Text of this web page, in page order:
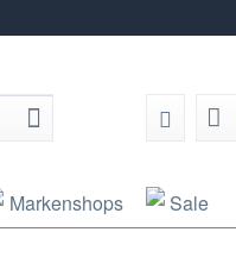
Markenshops Sale